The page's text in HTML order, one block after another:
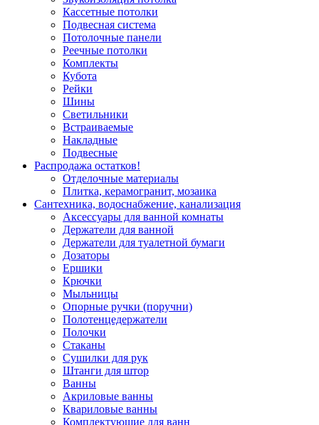
Кассетные потолки
Подвесная система
Потолочные панели
Реечные потолки
Комплекты
Кубота
Рейки
Шины
Светильники
Встраиваемые
Накладные
Подвесные
Распродажа остатков!
Отделочные материалы
Плитка, керамогранит, мозаика
Сантехника, водоснабжение, канализация
Аксессуары для ванной комнаты
Держатели для ванной
Держатели для туалетной бумаги
Дозаторы
Ершики
Крючки
Мыльницы
Опорные ручки (поручни)
Полотенцедержатели
Полочки
Стаканы
Сушилки для рук
Штанги для штор
Ванны
Акриловые ванны
Квариловые ванны
Комплектующие для ванн